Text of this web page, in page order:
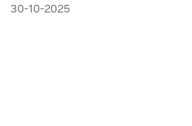
alcance de todos
30-10-2025